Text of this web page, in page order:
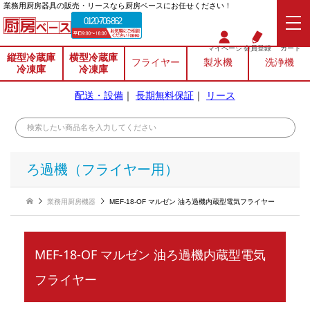
業務⽤厨房器具の販売・リースなら厨房ベースにお任せください！
0120-706-862
マイページ会員登録 カート
縦型冷蔵庫
冷凍庫
横型冷蔵庫
冷凍庫
フライヤー 製氷機 洗浄機
配送・設備 ｜ 長期無料保証 ｜ リース
ろ過機（フライヤー用）
業務用厨房機器 MEF-18-OF マルゼン 油ろ過機内蔵型電気フライヤー
MEF-18-OF マルゼン 油ろ過機内蔵型電気
フライヤー